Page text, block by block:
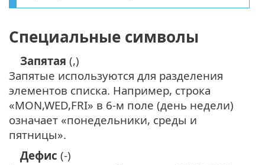
Специальные символы
Запятая (,)
Запятые используются для разделения
элементов списка. Например, строка
«MON,WED,FRI» в 6-м поле (день недели)
означает «понедельники, среды и
пятницы».
Дефис (-)